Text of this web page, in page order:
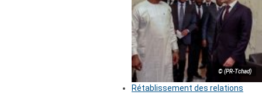
© (PR-Tchad)
Rétablissement des relations